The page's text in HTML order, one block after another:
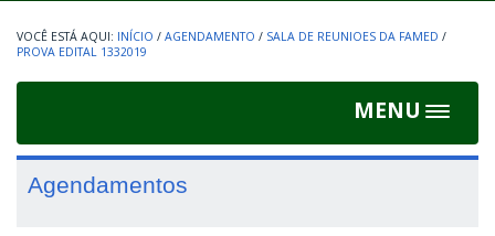
INÍCIO / AGENDAMENTO / SALA DE REUNIOES DA FAMED /
PROVA EDITAL 1332019
MENU
Toggle
Agendamentos